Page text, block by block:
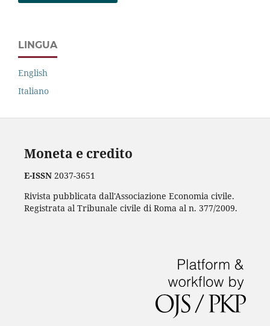
LINGUA
English
Italiano
Moneta e credito
E-ISSN2037-3651
Rivista pubblicata dall'Associazione Economia civile.
Registrata al Tribunale civile di Roma al n. 377/2009.